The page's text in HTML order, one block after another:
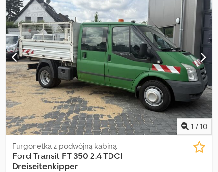
1 / 10
Furgonetka z podwójną kabiną
Ford Transit FT 350 2.4 TDCI
Dreiseitenkipper